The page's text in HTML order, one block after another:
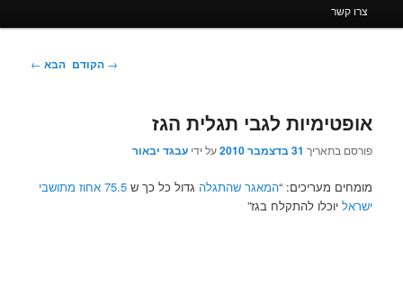
צרו קשר
ניווט
→ הקודם הבא ←
אופטימיות לגבי תגלית הגז
פורסם בתאריך 31 בדצמבר 2010 על ידיעבגד יבאור
מומחים מעריכים: “המאגר שהתגלה גדול כל כך ש
75.5 אחוז מתושבי
ישראל יוכלו להתקלח בגז”